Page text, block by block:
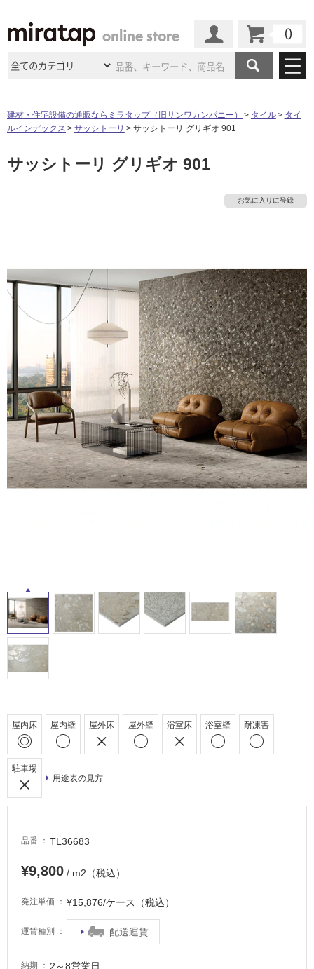
商品カテゴリ
キッチン 浴室（風呂・
トイレ
ウッドデッキ フローリング・床材
インテリア・家具
ペット用品
内装用建材 パネル・壁材
ロートアイアン 天然石・石材
メンテナンス・施工材 新商品
施工事例
施工事例 法人案件納入事例
インタビュー
ショールーム
ショールーム
名古屋ショールーム 京都ショールーム
福岡 ショールーム 札幌スマートショールー
ム
ショールー
ウェルビーみのおHDC
BOX
よくある質問 お問い合わせ
修理お問い合わせ クレーム公開
説明書・図面検索 水まわり3年保証
お役立ち情報 住まいのスタイリング
アイデア
ミラタップチャンネル
オンライン相談
ミラタップと創る家
工事会社紹介Coziコンシ
ェルジュ
自分らしい家づくり
SUVACO
最高のリノベ会社がみつ
かるリノベりす
建材・住宅設備の通販ならミラタップ（旧サンワカンパニー） タイル
タイ
ルインデックス
サッシトーリ サッシトーリ グリギオ 901
サッシトーリ グリギオ 901
お気に入りに登録
屋内床 屋内壁 屋外床 屋外壁 浴室床 浴室壁 耐凍害
駐車場
用途表の見方
品番 TL36683
¥9,800 / m2（税込）
発注単価 ¥15,876/ケース（税込）
運賃種別 配送運賃
納期 2～8営業日
タ
イ
ル
屋
内
室
床・
駐
車
場
常
に
適
て
る
し
い
が
注